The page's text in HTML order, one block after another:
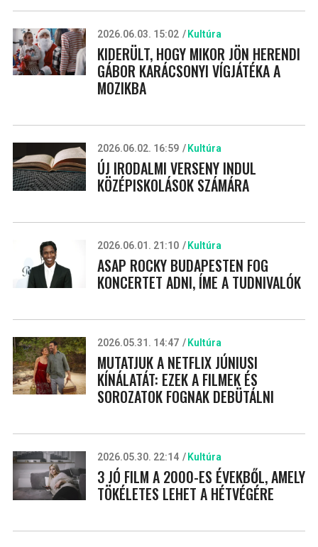
2026.06.03. 15:02 Kultúra
KIDERÜLT, HOGY MIKOR JÖN HERENDI
GÁBOR KARÁCSONYI VÍGJÁTÉKA A
MOZIKBA
2026.06.02. 16:59 Kultúra
ÚJ IRODALMI VERSENY INDUL
KÖZÉPISKOLÁSOK SZÁMÁRA
2026.06.01. 21:10 Kultúra
ASAP ROCKY BUDAPESTEN FOG
KONCERTET ADNI, ÍME A TUDNIVALÓK
2026.05.31. 14:47 Kultúra
MUTATJUK A NETFLIX JÚNIUSI
KÍNÁLATÁT: EZEK A FILMEK ÉS
SOROZATOK FOGNAK DEBÜTÁLNI
2026.05.30. 22:14 Kultúra
3 JÓ FILM A 2000-ES ÉVEKBŐL, AMELY
TÖKÉLETES LEHET A HÉTVÉGÉRE